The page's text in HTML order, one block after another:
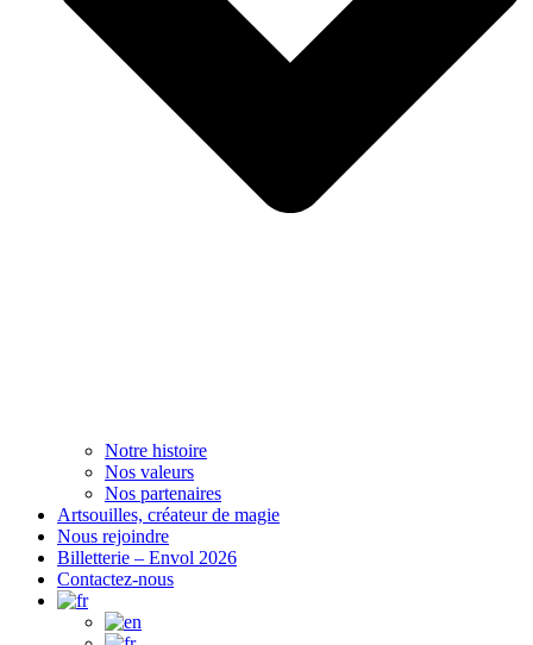
Notre histoire
Nos valeurs
Nos partenaires
Artsouilles, créateur de magie
Nous rejoindre
Billetterie – Envol 2026
Contactez-nous